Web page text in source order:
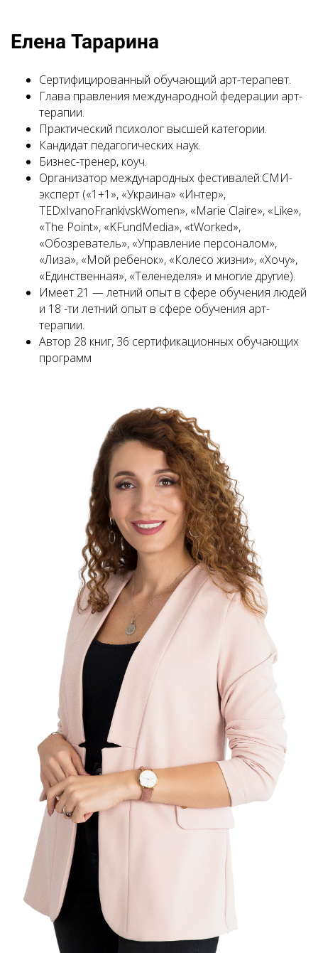
Елена Тарарина
Сертифицированный обучающий арт-терапевт.
Глава правления международной федерации арт-
терапии.
Практический психолог высшей категории.
Кандидат педагогических наук.
Бизнес-тренер, коуч.
Организатор международных фестивалей:СМИ-
эксперт («1+1», «Украина» «Интер»,
TEDxIvanoFrankivskWomen», «Marie Claire», «Like»,
«The Point», «KFundMedia», «tWorked»,
«Обозреватель», «Управление персоналом»,
«Лиза», «Мой ребенок», «Колесо жизни», «Хочу»,
«Единственная», «Теленеделя» и многие другие).
Имеет 21 — летний опыт в сфере обучения людей
и 18 -ти летний опыт в сфере обучения арт-
терапии.
Автор 28 книг, 36 сертификационных обучающих
программ